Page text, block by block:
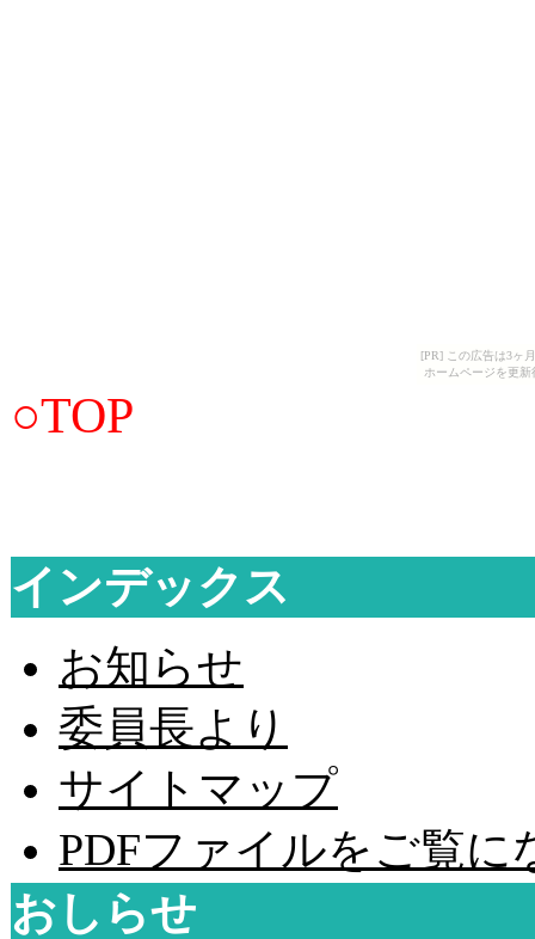
[PR] この広告は3ヶ
ホームページを更
○TOP
インデックス
お知らせ
委員長より
サイトマップ
PDFファイルをご覧に
おしらせ